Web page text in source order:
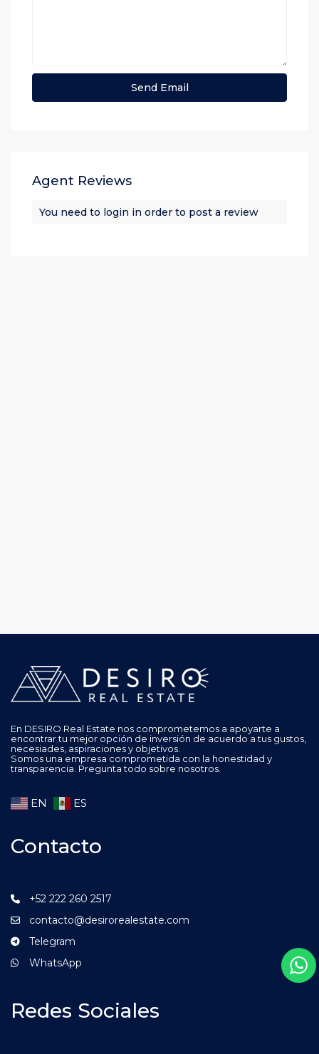
Agent Reviews
You need to login in order to post a review
En DESIRO Real Estate nos comprometemos a apoyarte a
encontrar tu mejor opción de inversión de acuerdo a tus gustos,
necesiades, aspiraciones y objetivos.
Somos una empresa comprometida con la honestidad y
transparencia. Pregunta todo sobre nosotros.
EN ES
Contacto
+52 222 260 2517
contacto@desirorealestate.com
Telegram
WhatsApp
Redes Sociales